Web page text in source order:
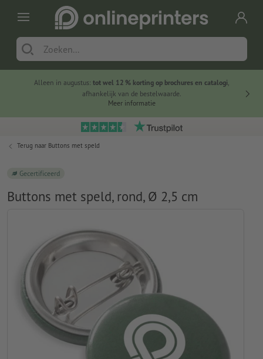
Alleen in augustus: tot wel 12 % korting op brochures en catalogi,
afhankelijk van de bestelwaarde.
Meer informatie
Terug naar Buttons met speld
Gecertificeerd
Buttons met speld, rond, Ø 2,5 cm